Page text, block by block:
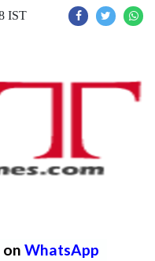
IST
on WhatsApp